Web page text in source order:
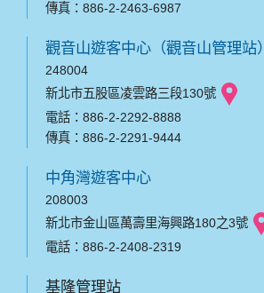
傳真：886-2-2463-6987
觀音山遊客中心（觀音山管理站）
248004
新北市五股區凌雲路三段130號
電話：886-2-2292-8888
傳真：886-2-2291-9444
中角灣遊客中心
208003
新北市金山區萬壽里海興路180之3號
電話：886-2-2408-2319
基隆管理站